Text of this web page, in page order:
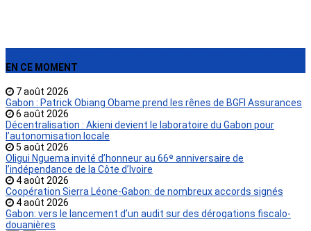
EN CE MOMENT
7 août 2026
Gabon : Patrick Obiang Obame prend les rênes de BGFI Assurances
6 août 2026
Décentralisation : Akieni devient le laboratoire du Gabon pour
l’autonomisation locale
5 août 2026
Oligui Nguema invité d’honneur au 66ᵉ anniversaire de
l’indépendance de la Côte d’Ivoire
4 août 2026
Coopération Sierra Léone-Gabon: de nombreux accords signés
4 août 2026
Gabon: vers le lancement d’un audit sur des dérogations fiscalo-
douanières